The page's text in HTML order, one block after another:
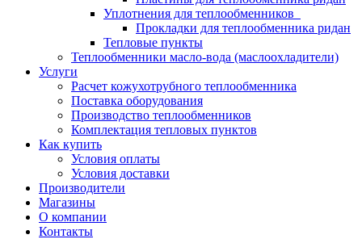
Уплотнения для теплообменников
Прокладки для теплообменника ридан
Тепловые пункты
Теплообменники масло-вода (маслоохладители)
Услуги
Расчет кожухотрубного теплообменника
Поставка оборудования
Производство теплообменников
Комплектация тепловых пунктов
Как купить
Условия оплаты
Условия доставки
Производители
Магазины
О компании
Контакты